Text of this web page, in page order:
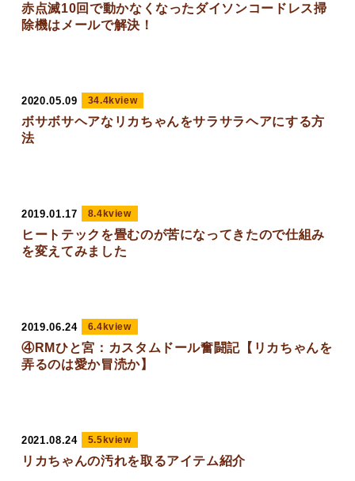
赤点滅10回で動かなくなったダイソンコードレス掃
除機はメールで解決！
2020.05.09 34.4kview
ボサボサヘアなリカちゃんをサラサラヘアにする方
法
2019.01.17 8.4kview
ヒートテックを畳むのが苦になってきたので仕組み
を変えてみました
2019.06.24 6.4kview
④RMひと宮：カスタムドール奮闘記【リカちゃんを
弄るのは愛か冒涜か】
2021.08.24 5.5kview
リカちゃんの汚れを取るアイテム紹介